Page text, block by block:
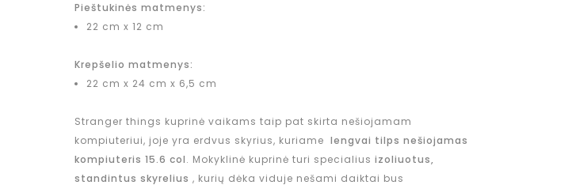
Pieštukinės matmenys:
22 cm x 12 cm
Krepšelio matmenys:
22 cm x 24 cm x 6,5 cm
Stranger things kuprinė vaikams taip pat skirta nešiojamam
kompiuteriui, joje yra erdvus skyrius, kuriame lengvai tilps nešiojamas
kompiuteris 15.6 col. Mokyklinė kuprinė turi specialius izoliuotus,
standintus skyrelius , kurių dėka viduje nešami daiktai bus